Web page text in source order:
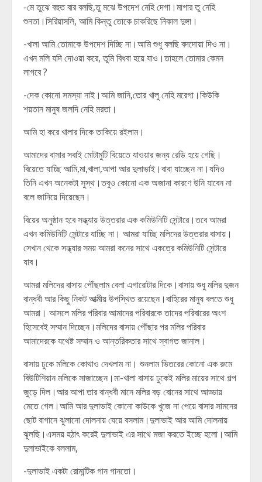
-মে তুঝে বহুত বার বলছি,তু মঝে উপদেশ নেহি দেগা।মাগার তু নেহি
শুনতা।সিরিয়াসলি, আমি কিন্তু তোকে চাকরিছে নিকাল দুঙ্গা।
-খালা আমি তোমাকে উপদেশ দিচ্ছি না।আমি শুধু বলছি বদদোয়া দিও না।
এখন মলি যদি দোওয়া করে, তুমি বিধবা হয়ে যাও।তাহলে তোমার কেমন
লাগবে ?
-দেক কোনো সমস্যা নাই।আমি জানি,তোর খালু নেহি মরেগা।কিউকি
শয়তান মানুষ জলদি নেহি মরতা।
আমি হা করে খালার দিকে তাকিয়ে রইলাম।
আমাদের বাসার সবাই মোটামুটি বিয়েতে যাওয়ার জন্য রেডি হয়ে গেছি।
বিয়েতে যাচ্ছি আমি,মা,খালা,আপা আর দুলাভাই।বাবা যাচ্ছেন না।যদিও
তিনি এখন অনেকটা সুস্থ।তবুও কোনো এক অজানা কারণে উনি যাবেন না
বলে জানিয়ে দিয়েছেন।
বিয়ের অনুষ্ঠান হবে সন্ধ্যায় উত্তরার এক কমিউনিটি সেন্টারে।তবে আমরা
এখন কমিউনিটি সেন্টারে যাচ্ছি না। আমরা যাচ্ছি মলিদের উত্তরার বাসায়।
সেখান থেকে সন্ধ্যার সময় আমরা কনের সাথে একত্রে কমিউনিটি সেন্টারে
যাব।
আমরা মলিদের বাসায় পৌঁছলাম বেলা এগারোটার দিকে।বাসায় শুধু মলির দুজন
বান্ধবী আর কিছু নিকট আত্মীয় উপস্থিত রয়েছেন।বাহিরের মানুষ বলতে শুধু
আমরা। আসলে মলির পরিবার আমাদের পরিবারকে তাদের পরিবারের অংশ
হিসেবেই সম্মান দিচ্ছেন।মলিদের বাসায় পৌঁছার পর মলির পরিবার
আমাদেরকে যথেষ্ট সম্মান ও আন্তরিকতার সাথে স্বাগত জানাল।
বাসায় ঢুকে মলিকে কোথাও দেখলাম না। শুনলাম ভিতরের কোনো এক রুমে
বিউটিশিয়ান মলিকে সাজাচ্ছেন।মা-খালা বাসায় ঢুকেই মলির মায়ের সাথে গল্প
জুড়ে দিল।আর আপা তার বান্ধবী মানে মলির বড় বোনের সাথে আড্ডায়
মেতে গেল।আমি আর দুলাভাই কোনো কাউকে খুজে না পেয়ে বাসার সামনের
ছোট বাগানে ঝুলানো দোলনায় যেয়ে বসলাম।দুলাভাই আর আমি দোলনায়
ঝুলছি।এসময় হঠাৎ করেই দুলাভাই এর সাথে মজা করতে ইচ্ছে হলো।আমি
দুলাভাইকে বললাম,
-দুলাভাই একটা রোমান্টিক গান গানতো।